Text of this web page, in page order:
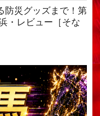
防災グッズまで！第
・レビュー［そな